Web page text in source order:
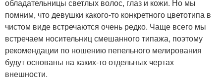
обладательницы светлых волос, глаз и кожи. Но мы
помним, что девушки какого-то конкретного цветотипа в
чистом виде встречаются очень редко. Чаще всего мы
встречаем носительниц смешанного типажа, поэтому
рекомендации по ношению пепельного мелирования
будут основаны на каких-то отдельных чертах
внешности.